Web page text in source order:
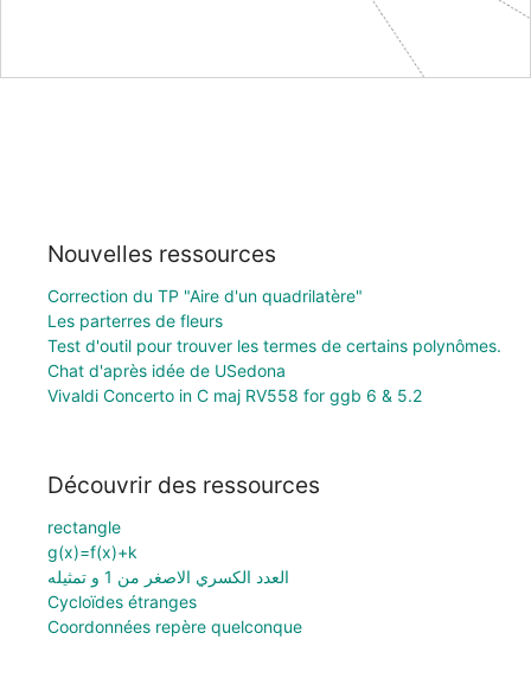
Nouvelles ressources
Correction du TP "Aire d'un quadrilatère"
Les parterres de fleurs
Test d'outil pour trouver les termes de certains polynômes.
Chat d'après idée de USedona
Vivaldi Concerto in C maj RV558 for ggb 6 & 5.2
Découvrir des ressources
rectangle
g(x)=f(x)+k
العدد الكسري الاصغر من 1 و تمثيله
Cycloïdes étranges
Coordonnées repère quelconque